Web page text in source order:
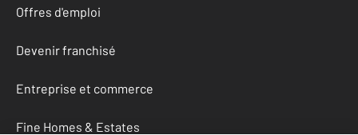
Offres d'emploi
Devenir franchisé
Entreprise et commerce
Fine Homes & Estates